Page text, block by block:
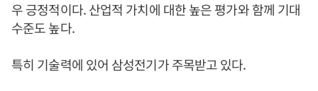
우 긍정적이다. 산업적 가치에 대한 높은 평가와 함께 기대
수준도 높다.
특히 기술력에 있어 삼성전기가 주목받고 있다.